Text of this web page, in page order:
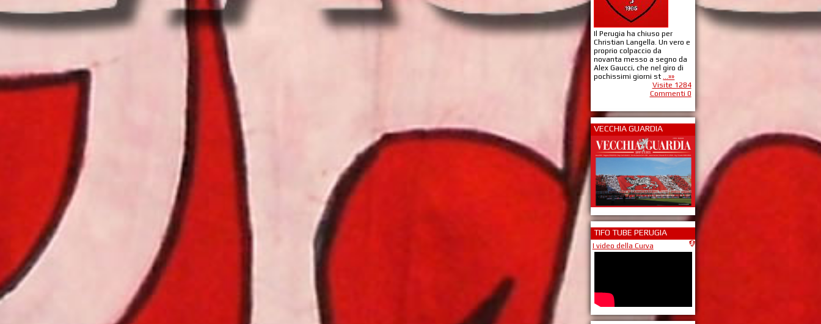
Il Perugia ha chiuso per
Christian Langella. Un vero e
proprio colpaccio da
novanta messo a segno da
Alex Gaucci, che nel giro di
pochissimi giorni st
...»»
Visite 1284
Commenti 0
VECCHIA GUARDIA
TIFO TUBE PERUGIA
I video della Curva